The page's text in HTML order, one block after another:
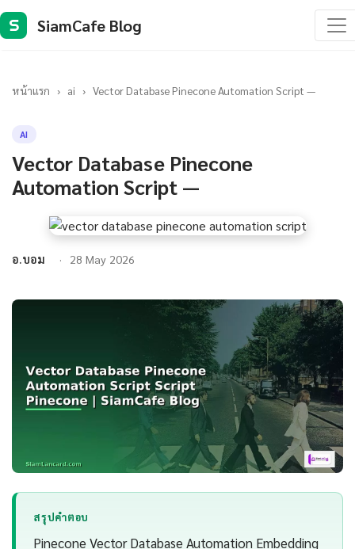
S SiamCafe Blog
หน้าแรก › ai › Vector Database Pinecone Automation Script —
AI
Vector Database Pinecone
Automation Script —
อ.บอม 28 May 2026
สรุปคำตอบ
Pinecone Vector Database Automation Embedding